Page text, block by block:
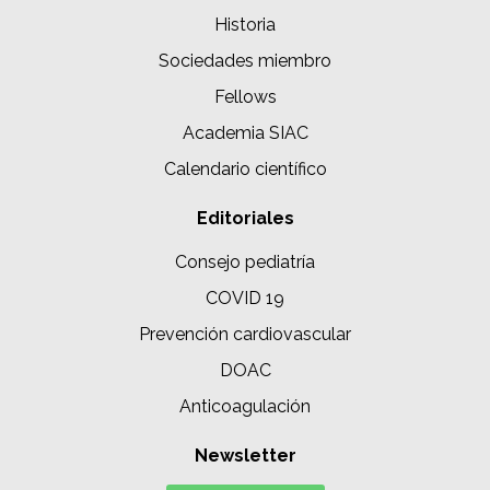
Historia
Sociedades miembro
Fellows
Academia SIAC
Calendario científico
Editoriales
Consejo pediatría
COVID 19
Prevención cardiovascular
DOAC
Anticoagulación
Newsletter